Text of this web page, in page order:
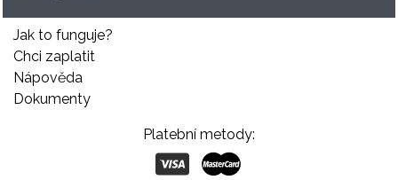
Jak to funguje?
Chci zaplatit
Nápověda
Dokumenty
Platební metody: